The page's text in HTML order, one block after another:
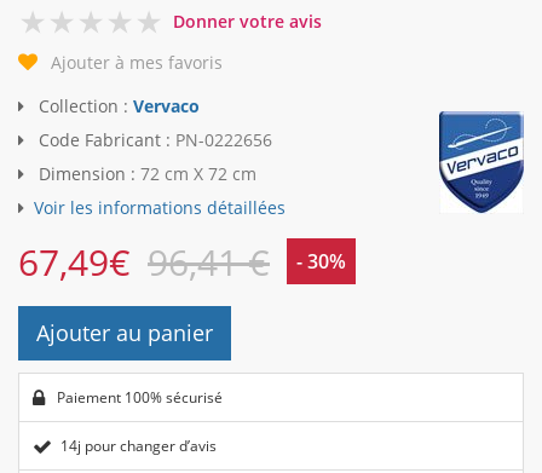
0
Donner votre avis
Ajouter à mes favoris
Collection : Vervaco
Code Fabricant : PN-0222656
Dimension : 72 cm X 72 cm
Voir les informations détaillées
67,49€ 96,41 € - 30%
Ajouter au panier
Paiement 100% sécurisé
14j pour changer d’avis